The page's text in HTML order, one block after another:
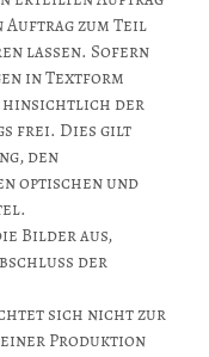
Auftrag zum Teil
lassen. Sofern
in Textform
der
frei. Dies gilt
den
optischen und
Bilder aus,
der
sich nicht zur
Produktion